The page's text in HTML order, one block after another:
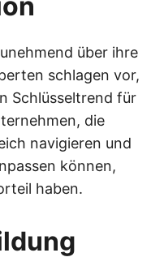
über ihre
schlagen vor,
Schlüsseltrend für
die
navigieren und
können,
haben.